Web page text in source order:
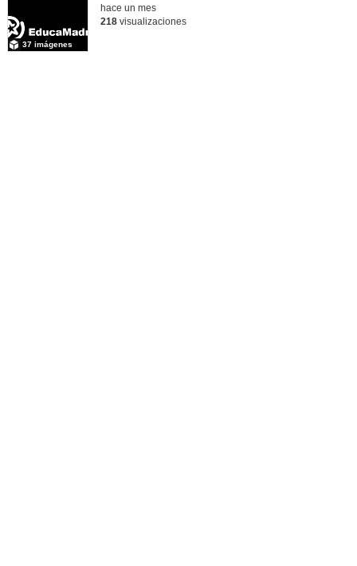
37 imágenes
hace un mes
218visualizaciones